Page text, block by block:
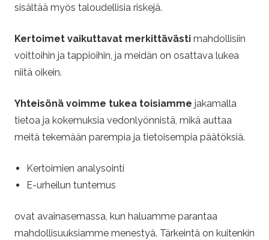
sisältää myös taloudellisia riskejä.
Kertoimet vaikuttavat merkittävästi mahdollisiin
voittoihin ja tappioihin, ja meidän on osattava lukea
niitä oikein.
Yhteisönä voimme tukea toisiamme jakamalla
tietoa ja kokemuksia vedonlyönnistä, mikä auttaa
meitä tekemään parempia ja tietoisempia päätöksiä.
Kertoimien analysointi
E-urheilun tuntemus
ovat avainasemassa, kun haluamme parantaa
mahdollisuuksiamme menestyä. Tärkeintä on kuitenkin